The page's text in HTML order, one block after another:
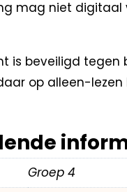
mag niet digitaal
is beveiligd
op alleen-
Groep 4